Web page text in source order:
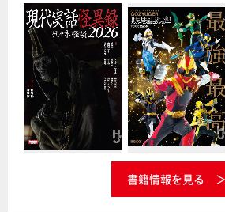
書籍情報を見る